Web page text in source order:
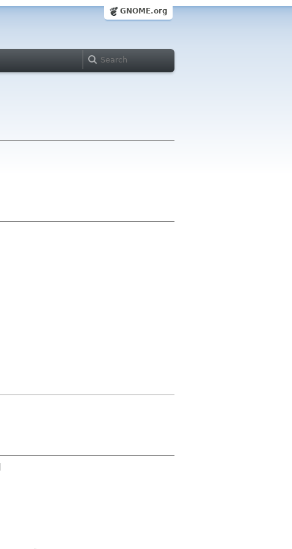
GNOME.org